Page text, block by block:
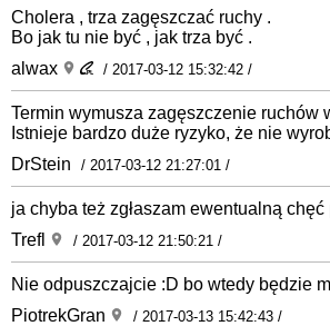
Cholera , trza zagęszczać ruchy .
Bo jak tu nie być , jak trza być .
alwax
/ 2017-03-12 15:32:42 /
Termin wymusza zagęszczenie ruchów
Istnieje bardzo duże ryzyko, że nie
DrStein
/ 2017-03-12 21:27:01 /
ja chyba też zgłaszam ewentualną
Trefl
/ 2017-03-12 21:50:21 /
Nie odpuszczajcie :D bo wtedy będzie
PiotrekGran
/ 2017-03-13 15:42:43 /